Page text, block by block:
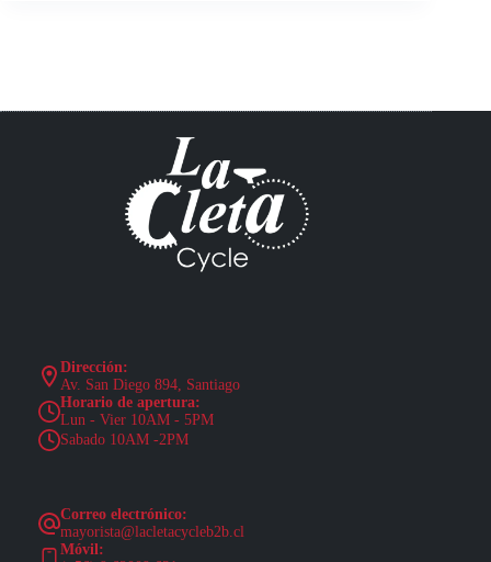
Dirección:
Av. San Diego 894, Santiago
Horario de apertura:
Lun - Vier 10AM - 5PM
Sabado 10AM -2PM
Correo electrónico:
mayorista@lacletacycleb2b.cl
Móvil: